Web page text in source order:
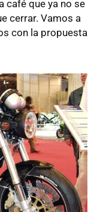
café que ya no se
cerrar. Vamos a
con la propuesta